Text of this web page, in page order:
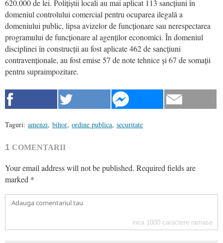
620.000 de lei. Polițiștii locali au mai aplicat 113 sancțiuni în
domeniul controlului comercial pentru ocuparea ilegală a
domeniului public, lipsa avizelor de funcționare sau nerespectarea
programului de funcționare al agenților economici. În domeniul
disciplinei în construcții au fost aplicate 462 de sancțiuni
contravenționale, au fost emise 57 de note tehnice și 67 de somații
pentru supraimpozitare.
Taguri: amenzi, bihor, ordine publica, securitate
1 COMENTARII
Your email address will not be published. Required fields are
marked *
inca 1000 caractere ramase